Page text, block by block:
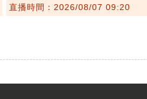
直播時間：2026/08/07 09:20